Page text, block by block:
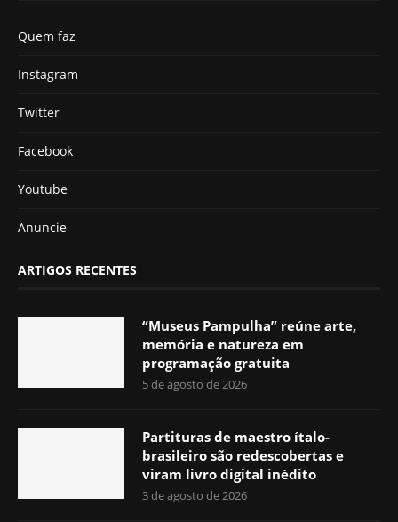
Quem faz
Instagram
Twitter
Facebook
Youtube
Anuncie
ARTIGOS RECENTES
“Museus Pampulha” reúne arte,
memória e natureza em
programação gratuita
5 de agosto de 2026
Partituras de maestro ítalo-
brasileiro são redescobertas e
viram livro digital inédito
3 de agosto de 2026